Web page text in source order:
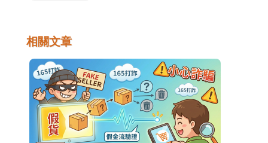
相關文章